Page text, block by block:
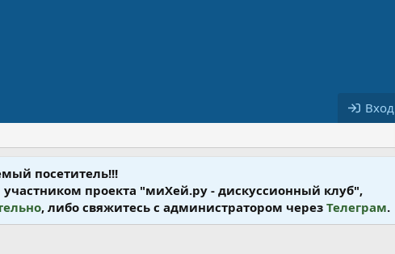
Вход
посетитель!!!
проекта "миХей.ру - дискусcионный клуб",
, либо свяжитесь с администратором через Телеграм.